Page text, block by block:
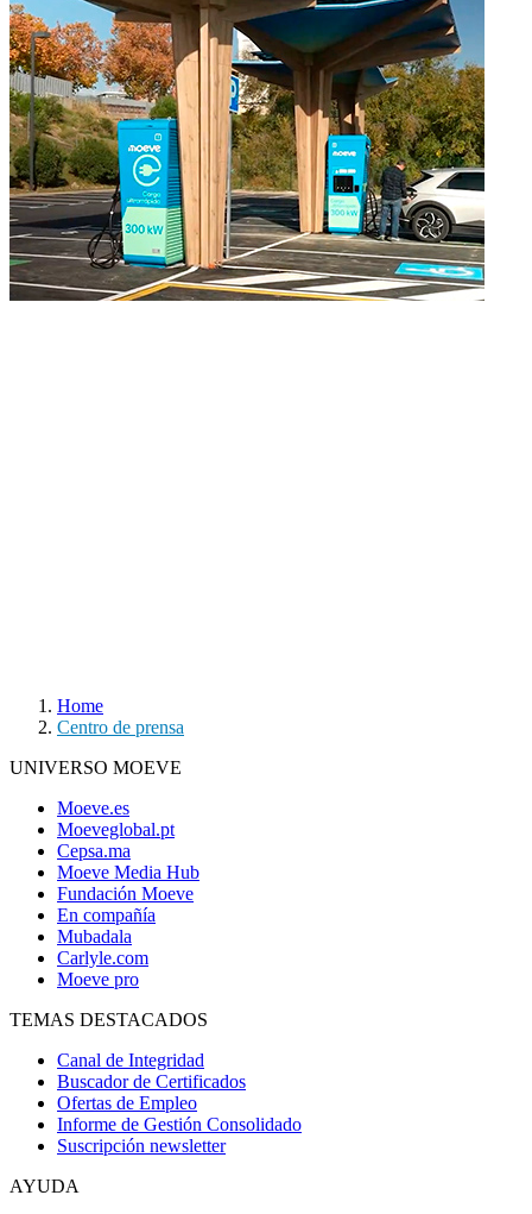
Home
Centro de prensa
UNIVERSO MOEVE
Moeve.es
Moeveglobal.pt
Cepsa.ma
Moeve Media Hub
Fundación Moeve
En compañía
Mubadala
Carlyle.com
Moeve pro
TEMAS DESTACADOS
Canal de Integridad
Buscador de Certificados
Ofertas de Empleo
Informe de Gestión Consolidado
Suscripción newsletter
AYUDA